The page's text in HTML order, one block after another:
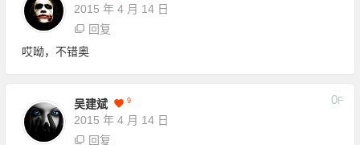
2015 年 4 月 14 日
回复
哎呦，不错奥
吴建斌 9
2015 年 4 月 14 日
0F
回复